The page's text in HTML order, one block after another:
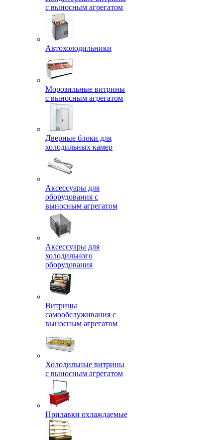
с выносным агрегатом
Автохолодильники
Морозильные витрины
с выносным агрегатом
Дверные блоки для
холодильных камер
Аксессуары для
оборудования с
выносным агрегатом
Аксессуары для
холодильного
оборудования
Витрины
самообслуживания с
выносным агрегатом
Холодильные витрины
с выносным агрегатом
Прилавки охлаждаемые